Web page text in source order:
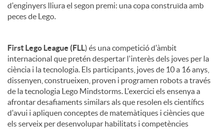
d'enginyers lliura el segon premi: una copa construïda amb
peces de Lego.
First Lego League (FLL) és una competició d'àmbit
internacional que pretén despertar l'interès dels joves per la
ciència i la tecnologia. Els participants, joves de 10 a 16 anys,
dissenyen, construeixen, proven i programen robots a través
de la tecnologia Lego Mindstorms. L'exercici els ensenya a
afrontar desafiaments similars als que resolen els científics
d'avui i apliquen conceptes de matemàtiques i ciències que
els serveix per desenvolupar habilitats i competències